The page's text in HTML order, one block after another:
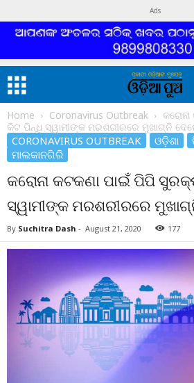
Ads
Home Coronavirus Outbreak
କିଟ ପିନ୍ଧି ସ୍ୱାମୀଙ୍କ ମରଶରୀରରେ ମୁଖାଗ୍ନି
CORONAVIRUS OUTBREAK ଓଡ଼ିଶା
ମାଲକାନଗିରି
କରୋନା କଟକଣା ପାଇଁ ପିପି
ସ୍ୱାମୀଙ୍କ ମରଶରୀରରେ
By Suchitra Dash - August 21, 2020 177